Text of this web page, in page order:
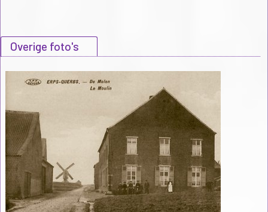
Overige foto's